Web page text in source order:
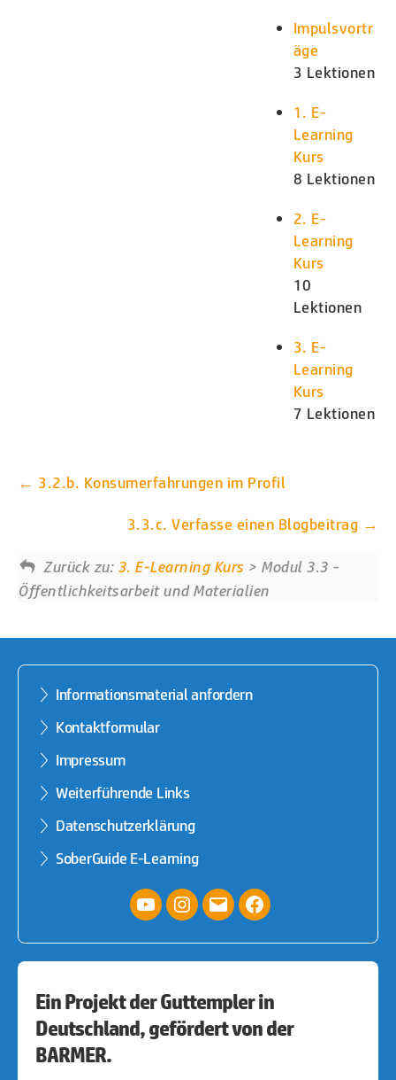
Impulsvortr
äge
3 Lektionen
1. E-
Learning
Kurs
8 Lektionen
2. E-
Learning
Kurs
10
Lektionen
3. E-
Learning
Kurs
7 Lektionen
3.2.b. Konsumerfahrungen im Profil
3.3.c. Verfasse einen Blogbeitrag
Zurück zu: 3. E-Learning Kurs > Modul 3.3 -
Öffentlichkeitsarbeit und Materialien
Informationsmaterial anfordern
Kontaktformular
Impressum
Weiterführende Links
Datenschutzerklärung
SoberGuide E-Learning
YouTubeInstagram
E-
Mail
facebook
Ein Projekt der Guttempler in
Deutschland, gefördert von der
BARMER.